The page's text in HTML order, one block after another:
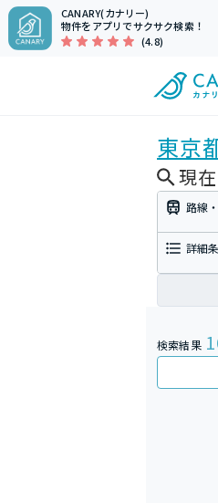
CANARY(カナリー)
物件をアプリでサクサク検索！
(4.8)
東京
現
路線
詳細
検索結果